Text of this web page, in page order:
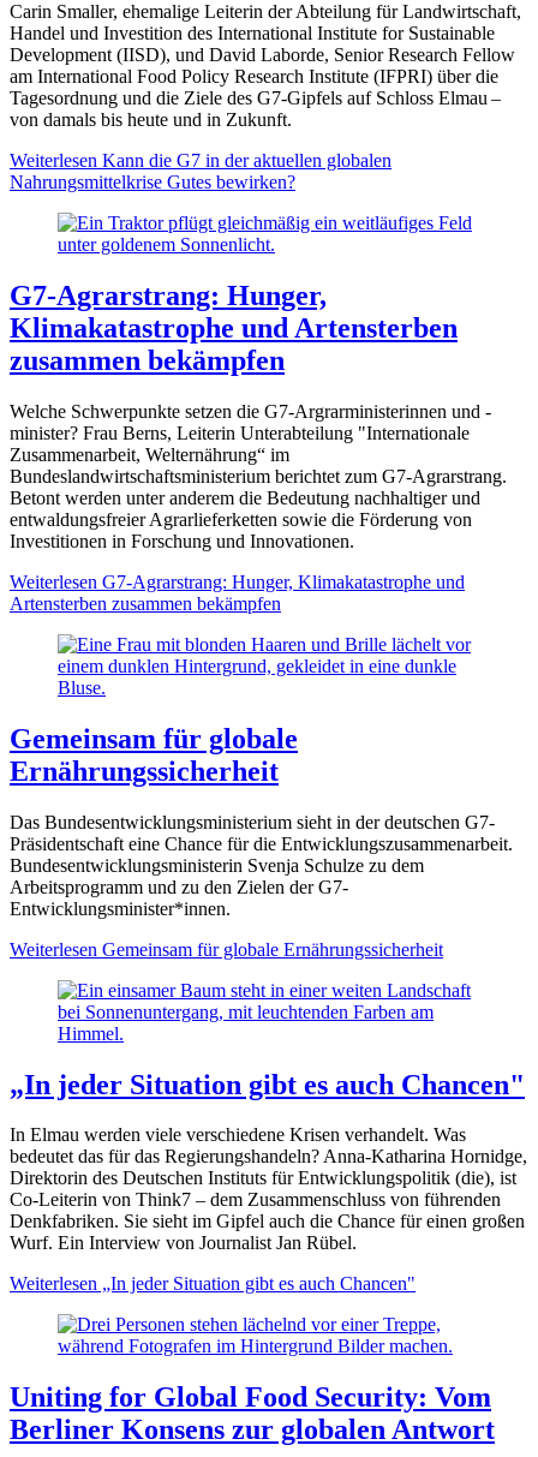
Carin Smaller, ehemalige Leiterin der Abteilung für Landwirtschaft,
Handel und Investition des International Institute for Sustainable
Development (IISD), und David Laborde, Senior Research Fellow
am International Food Policy Research Institute (IFPRI) über die
Tagesordnung und die Ziele des G7-Gipfels auf Schloss Elmau –
von damals bis heute und in Zukunft.
Weiterlesen Kann die G7 in der aktuellen globalen
Nahrungsmittelkrise Gutes bewirken?
G7-Agrarstrang: Hunger,
Klimakatastrophe und Artensterben
zusammen bekämpfen
Welche Schwerpunkte setzen die G7-Argrarministerinnen und -
minister? Frau Berns, Leiterin Unterabteilung "Internationale
Zusammenarbeit, Welternährung“ im
Bundeslandwirtschaftsministerium berichtet zum G7-Agrarstrang.
Betont werden unter anderem die Bedeutung nachhaltiger und
entwaldungsfreier Agrarlieferketten sowie die Förderung von
Investitionen in Forschung und Innovationen.
Weiterlesen G7-Agrarstrang: Hunger, Klimakatastrophe und
Artensterben zusammen bekämpfen
Gemeinsam für globale
Ernährungssicherheit
Das Bundesentwicklungsministerium sieht in der deutschen G7-
Präsidentschaft eine Chance für die Entwicklungszusammenarbeit.
Bundesentwicklungsministerin Svenja Schulze zu dem
Arbeitsprogramm und zu den Zielen der G7-
Entwicklungsminister*innen.
Weiterlesen Gemeinsam für globale Ernährungssicherheit
„In jeder Situation gibt es auch Chancen"
In Elmau werden viele verschiedene Krisen verhandelt. Was
bedeutet das für das Regierungshandeln? Anna-Katharina Hornidge,
Direktorin des Deutschen Instituts für Entwicklungspolitik (die), ist
Co-Leiterin von Think7 – dem Zusammenschluss von führenden
Denkfabriken. Sie sieht im Gipfel auch die Chance für einen großen
Wurf. Ein Interview von Journalist Jan Rübel.
Weiterlesen „In jeder Situation gibt es auch Chancen"
Uniting for Global Food Security: Vom
Berliner Konsens zur globalen Antwort